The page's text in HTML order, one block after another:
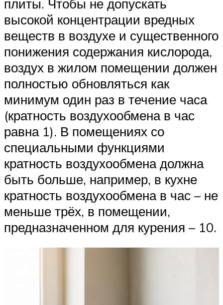
плиты. Чтобы не допускать
высокой концентрации вредных
веществ в воздухе и существенного
понижения содержания кислорода,
воздух в жилом помещении должен
полностью обновляться как
минимум один раз в течение часа
(кратность воздухообмена в час
равна 1). В помещениях со
специальными функциями
кратность воздухообмена должна
быть больше, например, в кухне
кратность воздухообмена в час – не
меньше трёх, в помещении,
предназначенном для курения – 10.